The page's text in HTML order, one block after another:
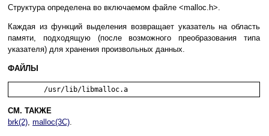
Структура определена во включаемом файле <malloc.h>.
Каждая из функций выделения возвращает указатель на область
памяти, подходящую (после возможного преобразования типа
указателя) для хранения произвольных данных.
ФАЙЛЫ
СМ. ТАКЖЕ
brk(2), malloc(3C).